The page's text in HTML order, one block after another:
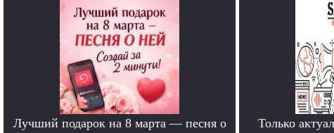
Лучший подарок на 8 марта — песня о
Только